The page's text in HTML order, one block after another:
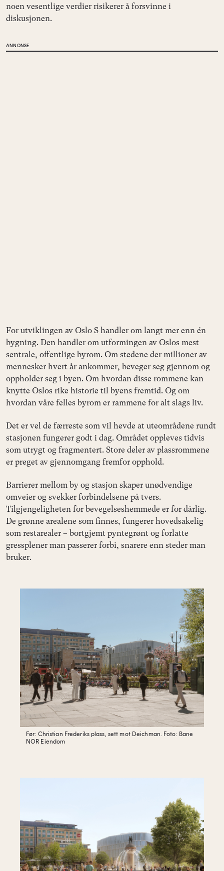
noen vesentlige verdier risikerer å forsvinne i
diskusjonen.
ANNONSE
For utviklingen av Oslo S handler om langt mer enn én
bygning. Den handler om utformingen av Oslos mest
sentrale, offentlige byrom. Om stedene der millioner av
mennesker hvert år ankommer, beveger seg gjennom og
oppholder seg i byen. Om hvordan disse rommene kan
knytte Oslos rike historie til byens fremtid. Og om
hvordan våre felles byrom er rammene for alt slags liv.
Det er vel de færreste som vil hevde at uteområdene rundt
stasjonen fungerer godt i dag. Området oppleves tidvis
som utrygt og fragmentert. Store deler av plassrommene
er preget av gjennomgang fremfor opphold.
Barrierer mellom by og stasjon skaper unødvendige
omveier og svekker forbindelsene på tvers.
Tilgjengeligheten for bevegelseshemmede er for dårlig.
De grønne arealene som finnes, fungerer hovedsakelig
som restarealer – bortgjemt pyntegrønt og forlatte
gressplener man passerer forbi, snarere enn steder man
bruker.
Før: Christian Frederiks plass, sett mot Deichman. Foto: Bane
NOR Eiendom